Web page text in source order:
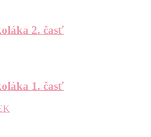
2. časť
1. časť